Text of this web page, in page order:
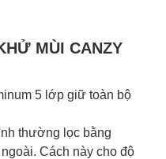
MÙI CANZY
5 lớp giữ toàn bộ
thường lọc bằng
Cách này cho độ